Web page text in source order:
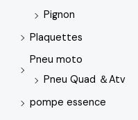
Pignon
Plaquettes
Pneu moto
Pneu Quad ＆Atv
pompe essence